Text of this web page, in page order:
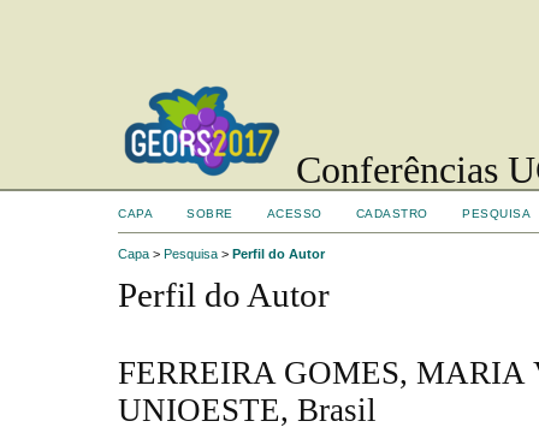
Conferências
CAPA SOBRE ACESSO CADASTRO PESQUISA
Capa > Pesquisa > Perfil do Autor
Perfil do Autor
FERREIRA GOMES, MARIA
UNIOESTE, Brasil